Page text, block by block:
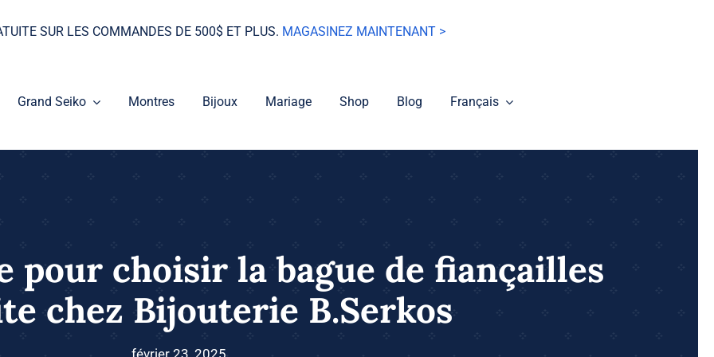
SUR LES COMMANDES DE 500$ ET PLUS. MAGASINEZ MAINTENANT >
Grand Seiko Montres Bijoux Mariage Shop Blog Français
pour choisir la bague de fiançailles
chez Bijouterie B.Serkos
février 23, 2025